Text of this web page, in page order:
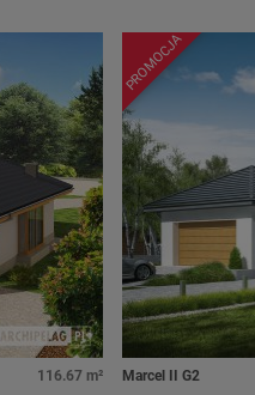
116.67 m²
PROMOCJA
Marcel II G2